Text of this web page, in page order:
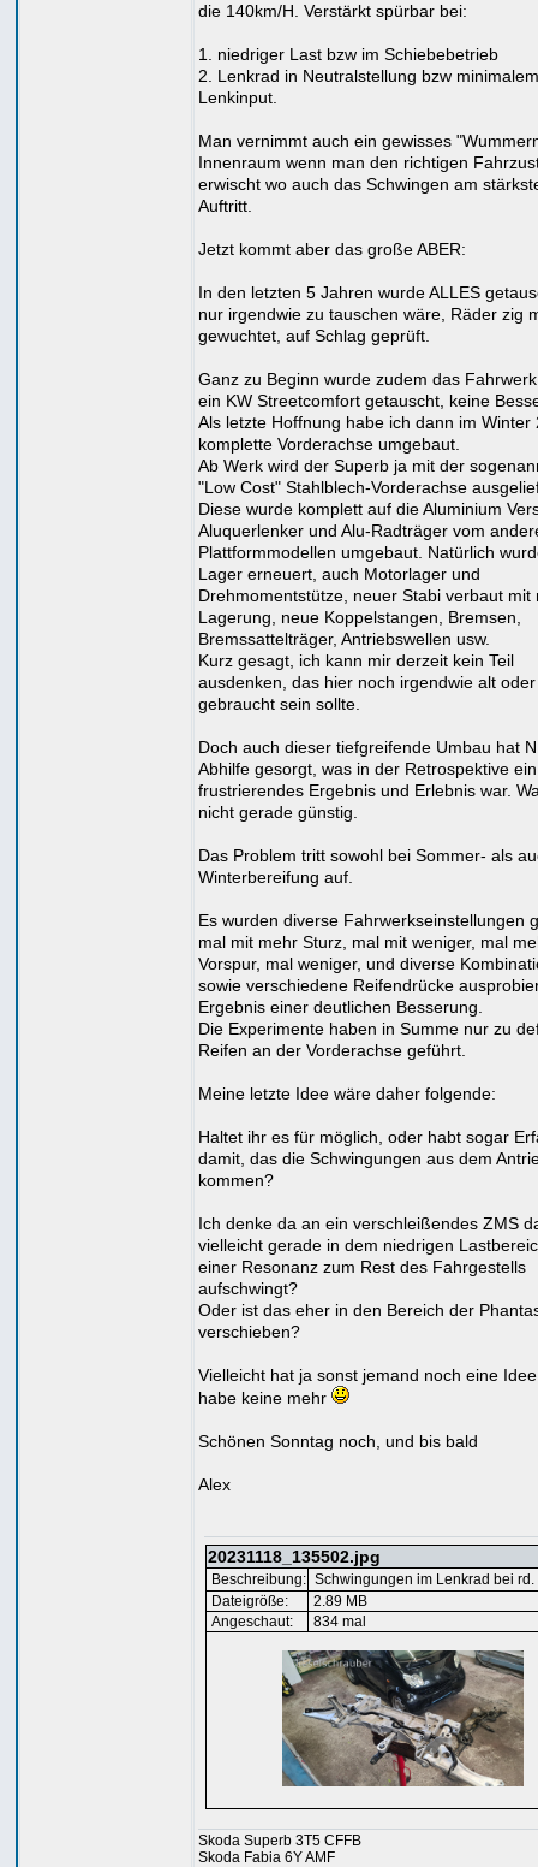
die 140km/H. Verstärkt spürbar bei:
1. niedriger Last bzw im Schiebebetrieb
2. Lenkrad in Neutralstellung bzw minimalem
Lenkinput.
Man vernimmt auch ein gewisses
Innenraum wenn man den richtigen
erwischt wo auch das Schwingen am
Auftritt.
Jetzt kommt aber das große ABER:
In den letzten 5 Jahren wurde ALLES
nur irgendwie zu tauschen wäre, Räder zig
gewuchtet, auf Schlag geprüft.
Ganz zu Beginn wurde zudem das
ein KW Streetcomfort getauscht, keine
Als letzte Hoffnung habe ich dann im Winter
komplette Vorderachse umgebaut.
Ab Werk wird der Superb ja mit der
"Low Cost" Stahlblech-Vorderachse
Diese wurde komplett auf die Aluminium
Aluquerlenker und Alu-Radträger vom
Plattformmodellen umgebaut. Natürlich
Lager erneuert, auch Motorlager und
Drehmomentstütze, neuer Stabi verbaut mit
Lagerung, neue Koppelstangen, Bremsen,
Bremssattelträger, Antriebswellen usw.
Kurz gesagt, ich kann mir derzeit kein Teil
ausdenken, das hier noch irgendwie alt oder
gebraucht sein sollte.
Doch auch dieser tiefgreifende Umbau hat
Abhilfe gesorgt, was in der Retrospektive
frustrierendes Ergebnis und Erlebnis war.
nicht gerade günstig.
Das Problem tritt sowohl bei Sommer- als
Winterbereifung auf.
Es wurden diverse Fahrwerkseinstellungen
mal mit mehr Sturz, mal mit weniger, mal
Vorspur, mal weniger, und diverse
sowie verschiedene Reifendrücke
Ergebnis einer deutlichen Besserung.
Die Experimente haben in Summe nur zu
Reifen an der Vorderachse geführt.
Meine letzte Idee wäre daher folgende:
Haltet ihr es für möglich, oder habt sogar
damit, das die Schwingungen aus dem
kommen?
Ich denke da an ein verschleißendes ZMS
vielleicht gerade in dem niedrigen
einer Resonanz zum Rest des Fahrgestells
aufschwingt?
Oder ist das eher in den Bereich der
verschieben?
Vielleicht hat ja sonst jemand noch eine
habe keine mehr
Schönen Sonntag noch, und bis bald
Alex
20231118_135502.jpg
Beschreibung: Schwingungen im Lenkrad bei rd.
Dateigröße:
2.89 MB
Angeschaut:
834 mal
Skoda Superb 3T5 CFFB
Skoda Fabia 6Y AMF